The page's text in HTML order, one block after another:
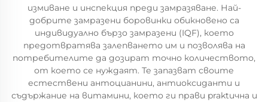
измиване и инспекция преди замразяване. Най-
добрите замразени боровинки обикновено са
индивидуално бързо замразени (IQF), което
предотвратява залепването им и позволява на
потребителите да дозират точно количеството,
от което се нуждаят. Те запазват своите
естествени антоцианини, антиоксиданти и
съдържание на витамини, което ги прави praktична и